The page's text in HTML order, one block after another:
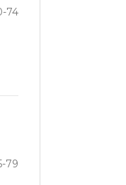
74
79